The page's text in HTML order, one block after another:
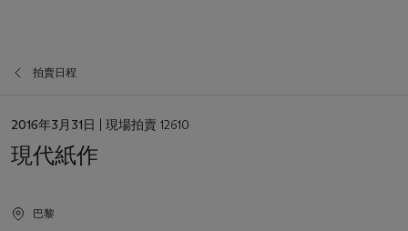
拍賣日程
日
2016年3月31日 | 現場拍賣 12610
現代紙作
巴黎